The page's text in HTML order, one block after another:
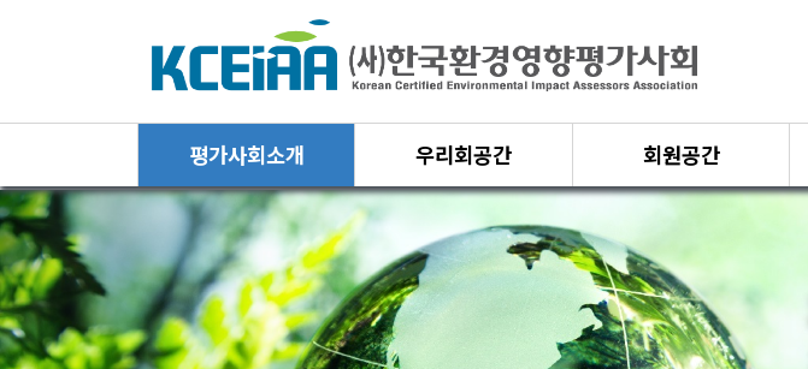
평가사회소개 우리회공간 회원공간